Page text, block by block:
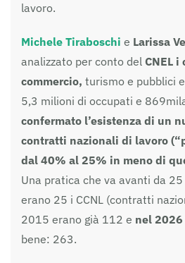
lavoro.
Michele Tiraboschi e Larissa
analizzato per conto del CNEL i
commercio, turismo e pubblici
5,3 milioni di occupati e
confermato l’esistenza di un
contratti nazionali di lavoro
dal 40% al 25% in meno di
Una pratica che va avanti da
erano 25 i CCNL (contratti
2015 erano già 112 e nel
bene: 263.